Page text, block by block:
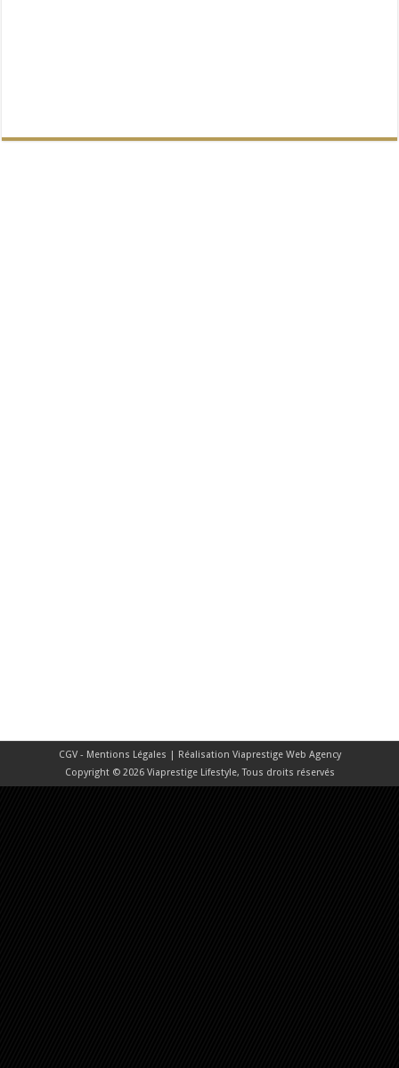
CGV - Mentions Légales | Réalisation Viaprestige Web Agency
Copyright © 2026 Viaprestige Lifestyle, Tous droits réservés